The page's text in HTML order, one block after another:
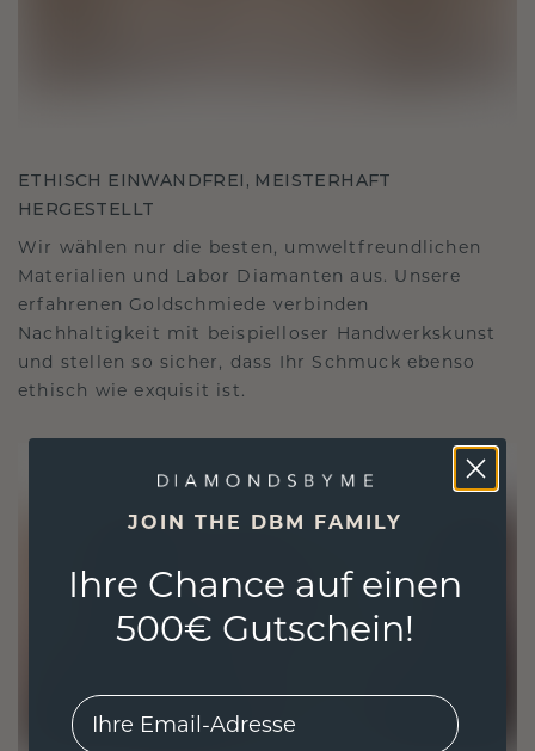
ETHISCH EINWANDFREI, MEISTERHAFT
HERGESTELLT
Wir wählen nur die besten, umweltfreundlichen
Materialien und Labor Diamanten aus. Unsere
erfahrenen Goldschmiede verbinden
Nachhaltigkeit mit beispielloser Handwerkskunst
und stellen so sicher, dass Ihr Schmuck ebenso
ethisch wie exquisit ist.
JOIN THE DBM FAMILY
Ihre Chance auf einen
500€ Gutschein!
EMail